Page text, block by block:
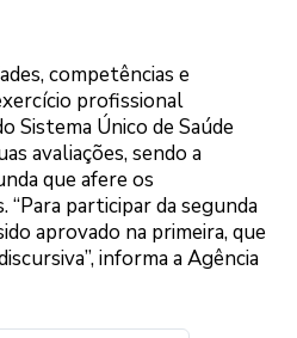
competências e
profissional
Sistema Único de Saúde
avaliações, sendo a
que afere os
participar da segunda
aprovado na primeira, que
informa a Agência